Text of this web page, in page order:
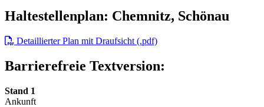
Haltestellenplan: Chemnitz, Schönau
Detaillierter Plan mit Draufsicht (.pdf)
Barrierefreie Textversion:
Stand 1
Ankunft